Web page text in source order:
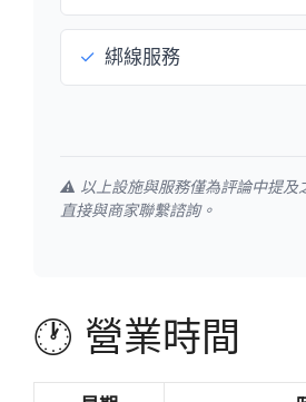
✓ 綁線服務
⚠️ 以上設施與服務僅為評論中提及
直接與商家聯繫諮詢。
🕐 營業時間